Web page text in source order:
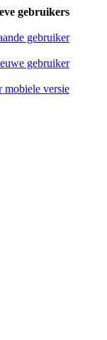
gebruikers
gebruiker
gebruiker
mobiele versie